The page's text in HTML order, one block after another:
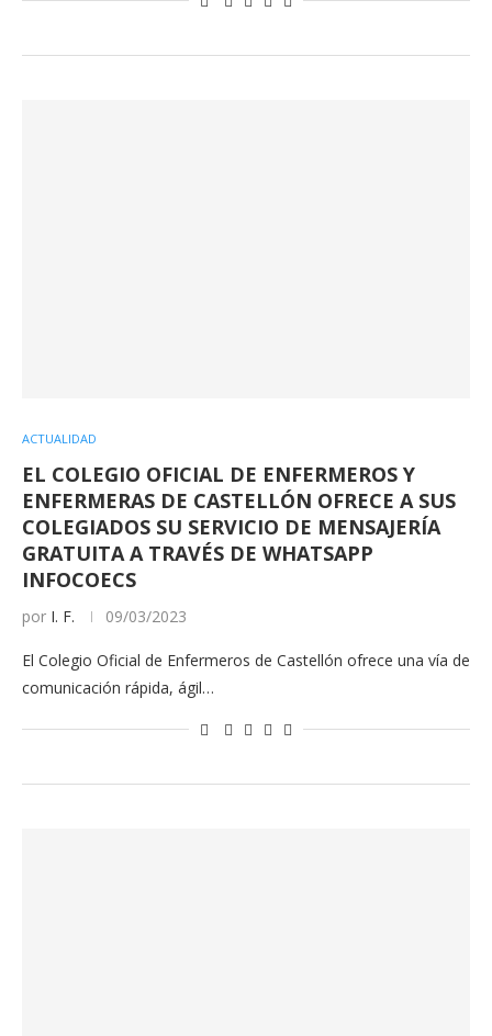
ACTUALIDAD
EL COLEGIO OFICIAL DE ENFERMEROS Y
ENFERMERAS DE CASTELLÓN OFRECE A SUS
COLEGIADOS SU SERVICIO DE MENSAJERÍA
GRATUITA A TRAVÉS DE WHATSAPP
INFOCOECS
por I. F. 09/03/2023
El Colegio Oficial de Enfermeros de Castellón ofrece una vía de
comunicación rápida, ágil…